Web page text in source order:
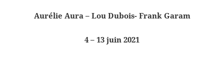
Aurélie Aura – Lou Dubois- Frank Garam
4 – 13 juin 2021